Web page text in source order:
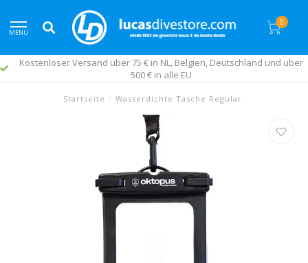
MENU
0
Kostenloser Versand über 75 € in NL, Belgien, Deutschland und über
500 € in alle EU
Startseite / Wasserdichte Tasche Regular